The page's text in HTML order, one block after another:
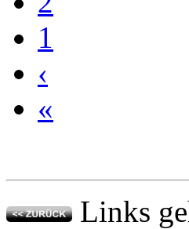
‹
«
(Canada